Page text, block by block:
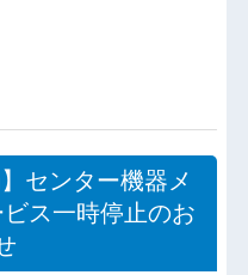
センター機器メ
ス一時停止のお